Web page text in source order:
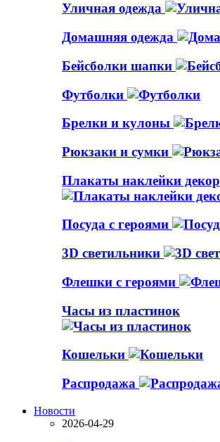
Уличная одежда
Домашняя одежда
Бейсболки шапки
Футболки
Брелки и кулоны
Рюкзаки и сумки
Плакаты наклейки декор
Посуда с героями
3D светильники
Флешки с героями
Часы из пластинок
Кошельки
Распродажа
Новости
2026-04-29